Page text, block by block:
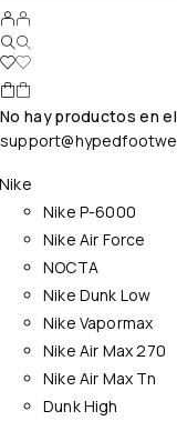
No hay productos en
Nike P-6000
Nike Air Force
NOCTA
Nike Dunk Low
Nike Vapormax
Nike Air Max 270
Nike Air Max Tn
Dunk High